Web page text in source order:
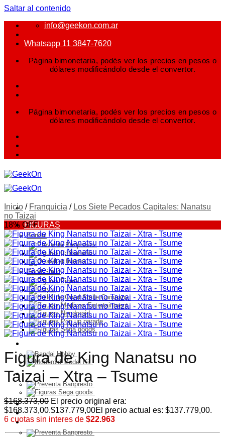
Saltar al contenido
info@geekon.com.ar
Whatsapp 11 3847-7620
Página bimonetaria, podés ver los precios en pesos o
dólares modificándolo desde el convertor.
Página bimonetaria, podés ver los precios en pesos o
dólares modificándolo desde el convertor.
FIGURAS
Bandai
Good Smile
PELUCHES
Franquicia
Ultimos Ingresos
Preventa
Inicio / Franquicia / Los Siete Pecados Capitales: Nanatsu
no Taizai
18% OFF
Figura de King Nanatsu no
Taizai – Xtra – Tsume
$168.373,00 El precio original era:
$168.373,00.$137.779,00El precio actual es: $137.779,00.
6 cuotas sin interes de $22.963